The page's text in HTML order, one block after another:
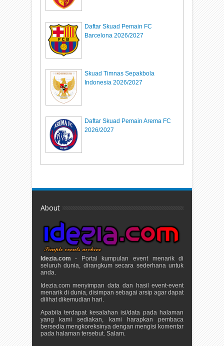
Daftar Skuad Pemain FC
Barcelona 2026/2027
Skuad Timnas Sepakbola
Indonesia 2026/2027
Daftar Skuad Pemain Arema FC
2026/2027
About
Idezia.com - Portal kumpulan event menarik di
seluruh dunia, dirangkum secara sederhana untuk
anda.
Idezia.com menyimpan data dan hasil event-event
menarik di dunia, disimpan sebagai arsip agar dapat
dilihat dikemudian hari.
Apabila terdapat kesalahan isi/data pada halaman
yang kami sediakan, kami harapkan pembaca
bersedia mengkoreksinya dengan mengisi komentar
pada halaman tersebut. Salam.